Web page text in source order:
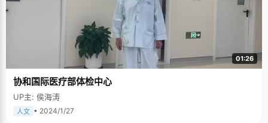
01:26
协和国际医疗部体检中心
UP主: 侯海涛
人文 • 2024/1/27